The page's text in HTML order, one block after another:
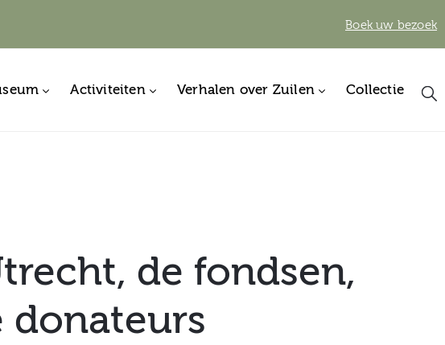
Boek uw bezoek
Activiteiten Verhalen over Zuilen Collectie
de fondsen,
donateurs